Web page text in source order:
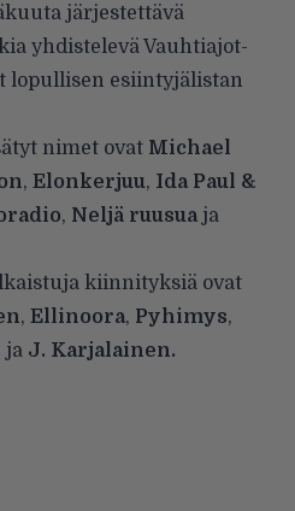
järjestettävä
yhdistelevä Vauhtiajot-
lopullisen esiintyjälistan
nimet ovat Michael
, Elonkerjuu, Ida Paul &
, Neljä ruusua ja
kiinnityksiä ovat
, Ellinoora, Pyhimys,
ja J. Karjalainen.